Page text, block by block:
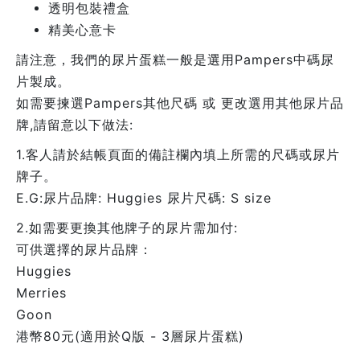
透明包裝禮盒
精美心意卡
請注意，我們的尿片蛋糕一般是選用Pampers中碼尿
片製成。
如需要揀選Pampers其他尺碼 或 更改選用其他尿片品
牌,請留意以下做法:
1.客人請於結帳頁面的備註欄內填上所需的尺碼或尿片
牌子。
E.G:尿片品牌: Huggies 尿片尺碼: S size
2.如需要更換其他牌子的尿片需加付:
可供選擇的尿片品牌：
Huggies
Merries
Goon
港幣80元(適用於Q版 - 3層尿片蛋糕)